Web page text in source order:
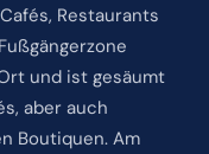
Restaurants
und ist gesäumt
aber auch
Boutiquen. Am